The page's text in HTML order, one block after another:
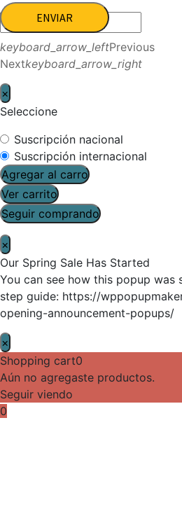
ENVIAR
keyboard_arrow_leftPrevious
Nextkeyboard_arrow_right
×
Seleccione
Suscripción nacional
Suscripción internacional
Agregar al carro
Ver carrito
Seguir comprando
×
Our Spring Sale Has Started
You can see how this popup
step guide: https://
opening-announcement-popups/
×
Shopping cart0
Aún no agregaste productos.
Seguir viendo
0